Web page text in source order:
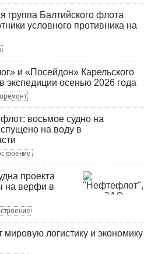
группа Балтийского флота
условного противника на
и «Посейдон» Карельского
экспедиции осенью 2026 года
восьмое судно на
на воду в
проекта
на верфи в
логистику и экономику